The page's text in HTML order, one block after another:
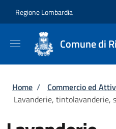
Regione Lombardia
Comune di
Briciole di
Home / Commercio ed
Lavanderie, tintolavanderie,